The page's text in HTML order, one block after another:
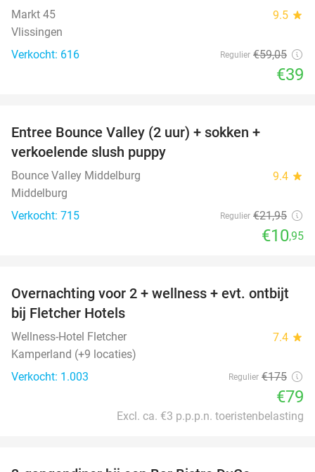
Markt 45 9.5 star
Vlissingen
Verkocht: 616
Regulier €59,05
€39
Entree Bounce Valley (2 uur) + sokken +
verkoelende slush puppy
Bounce Valley Middelburg 9.4 star
Middelburg
Verkocht: 715
Regulier €21,95
€10,95
55%
Overnachting voor 2 + wellness + evt. ontbijt
bij Fletcher Hotels
Wellness-Hotel Fletcher 7.4 star
Kamperland (+9 locaties)
Verkocht: 1.003
Regulier €175
€79
Excl. ca. €3 p.p.p.n. toeristenbelasting